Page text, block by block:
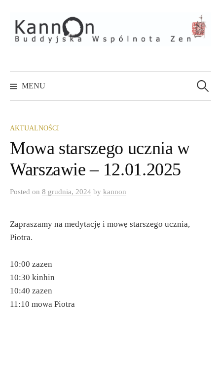
to
content
MENU
AKTUALNOŚCI
Mowa starszego ucznia w
Warszawie – 12.01.2025
Posted on 8 grudnia, 2024 by kannon
Zapraszamy na medytację i mowę starszego ucznia,
Piotra.
10:00 zazen
10:30 kinhin
10:40 zazen
11:10 mowa Piotra